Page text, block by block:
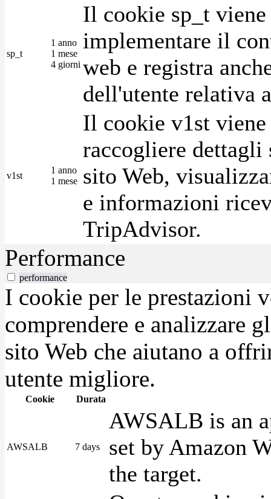
sp_t
1 anno
1 mese
4 giorni
Il cookie sp_t
implementare il
web e registra
dell'utente relativa
v1st
1 anno
1 mese
Il cookie v1st
raccogliere
sito Web,
e informazioni
TripAdvisor.
Performance
performance
I cookie per le prestazioni
comprendere e analizzare
sito Web che aiutano a
utente migliore.
Cookie Durata
AWSALB 7 days
AWSALB is an
set by Amazon
the target.